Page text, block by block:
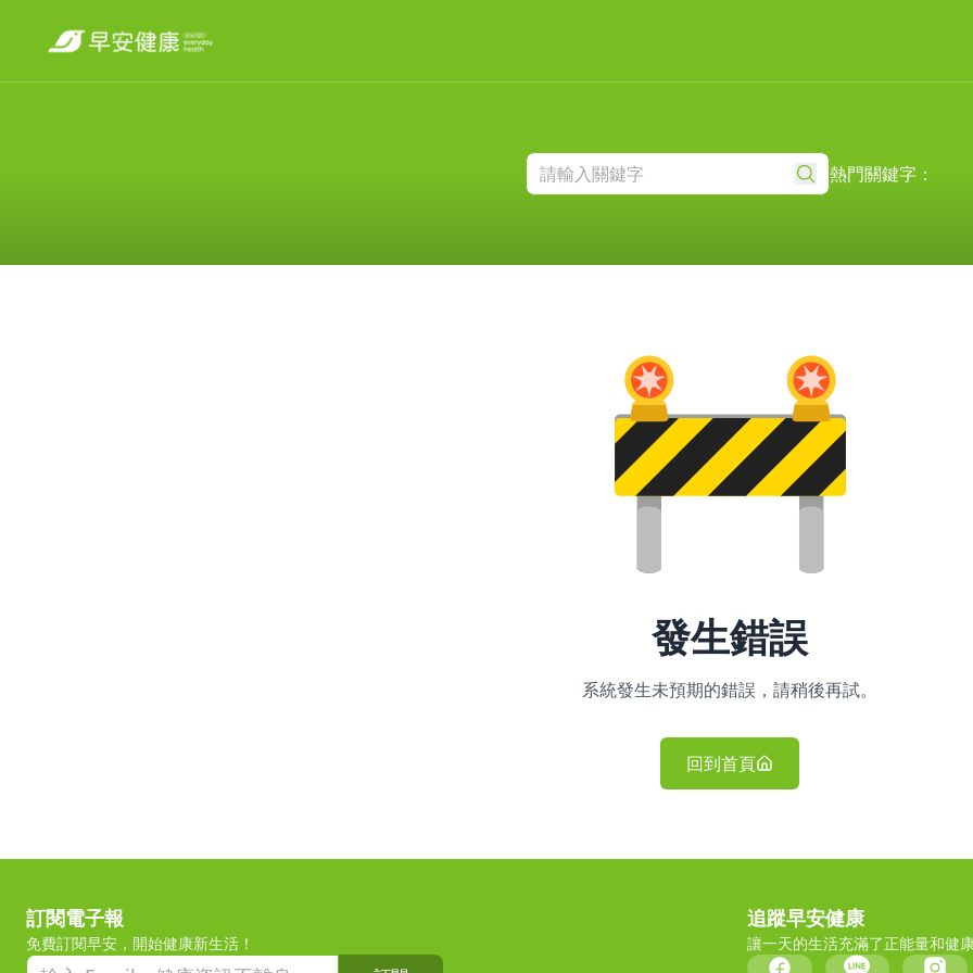
熱門關鍵字：
發生錯誤
系統發生未預期的錯誤，請稍後再試。
回到首頁
訂閱電子報
免費訂閱早安，開始健康新生活！
追蹤早安健康
讓一天的生活充滿了正能量和健